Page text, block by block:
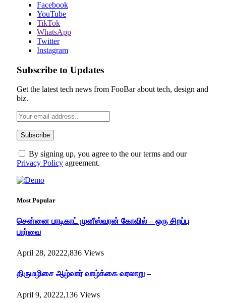
Facebook
YouTube
TikTok
WhatsApp
Twitter
Instagram
Subscribe to Updates
Get the latest tech news from FooBar about tech, design and
biz.
By signing up, you agree to the our terms and our
Privacy Policy agreement.
Most Popular
சென்னை பாடிகாட் முனீஸ்வரன் கோவில் – ஒரு சிறப்பு
பார்வை
April 28, 20222,836 Views
திருமழிசை ஆழ்வார் வாழ்க்கை வரலாறு –
April 9, 20222,136 Views